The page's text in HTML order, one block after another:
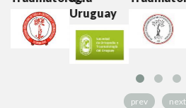
Uruguay
prev next